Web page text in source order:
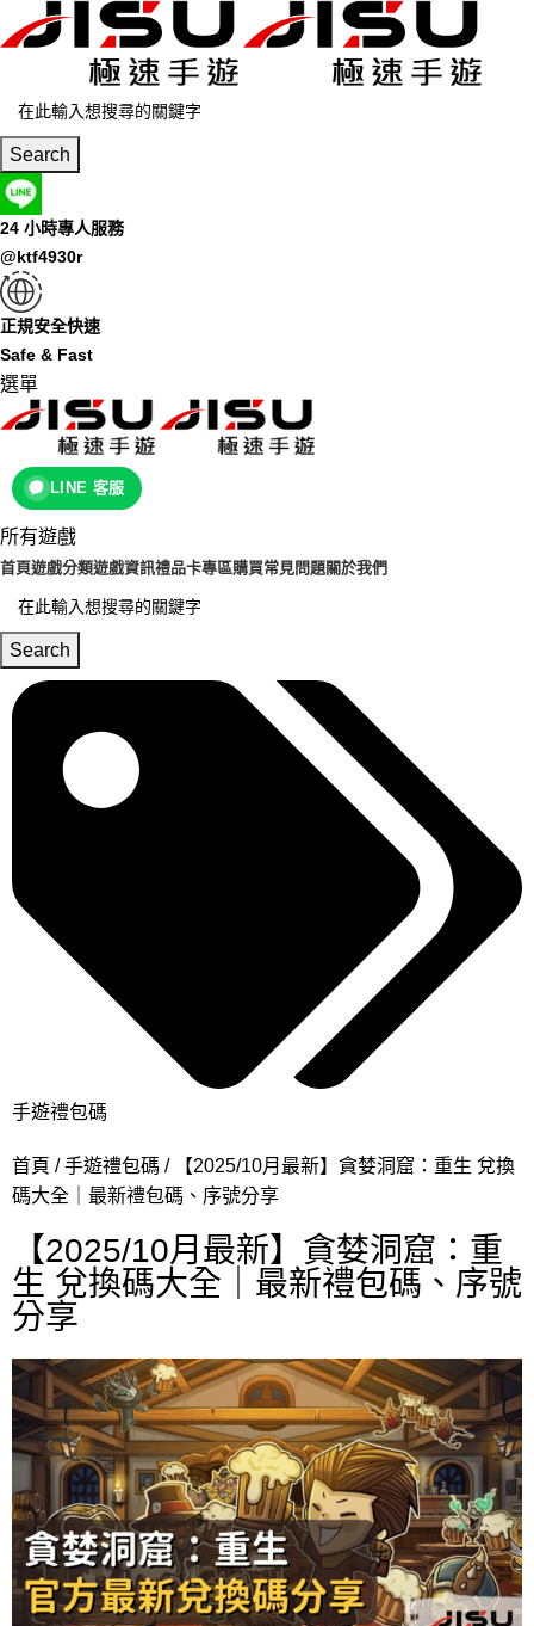
Search
24 小時專人服務
@ktf4930r
正規安全快速
Safe & Fast
選單
LINE 客服
所有遊戲
首頁遊戲分類遊戲資訊禮品卡專區購買常見問題關於我們
Search
手遊禮包碼
首頁 手遊禮包碼
【2025/10月最新】貪婪洞窟：重生 兌換
碼大全｜最新禮包碼、序號分享
【2025/10月最新】貪婪洞窟：重
生 兌換碼大全｜最新禮包碼、序號
分享